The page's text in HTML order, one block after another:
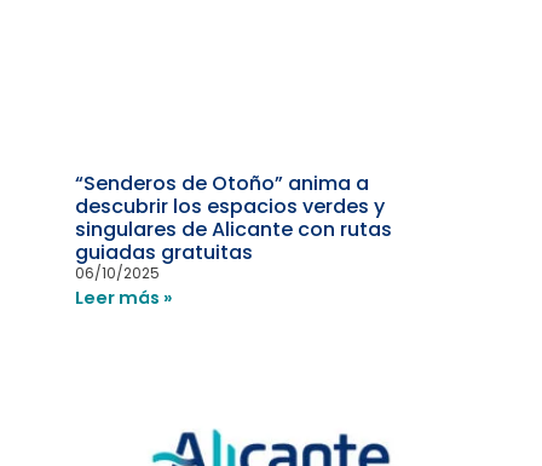
“Senderos de Otoño” anima a
descubrir los espacios verdes y
singulares de Alicante con rutas
guiadas gratuitas
06/10/2025
Leer más »